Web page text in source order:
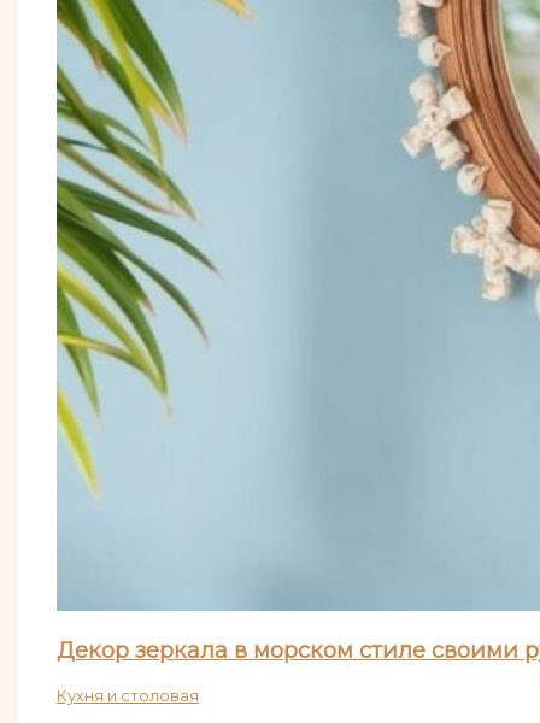
Декор зеркала в морском стиле своими
Кухня и столовая